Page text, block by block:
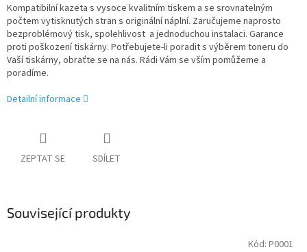
Kompatibilní kazeta s vysoce kvalitním tiskem a se srovnatelným
počtem vytisknutých stran s originální náplní. Zaručujeme naprosto
bezproblémový tisk, spolehlivost a jednoduchou instalaci. Garance
proti poškození tiskárny. Potřebujete-li poradit s výběrem toneru do
Vaší tiskárny, obraťte se na nás. Rádi Vám se vším pomůžeme a
poradíme.
Detailní informace
ZEPTAT SE SDÍLET
Související produkty
Kód: P0001